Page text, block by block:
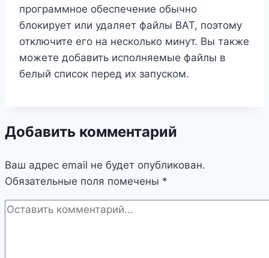
программное обеспечение обычно
блокирует или удаляет файлы BAT, поэтому
отключите его на несколько минут. Вы также
можете добавить исполняемые файлы в
белый список перед их запуском.
Добавить комментарий
Ваш адрес email не будет опубликован.
Обязательные поля помечены *